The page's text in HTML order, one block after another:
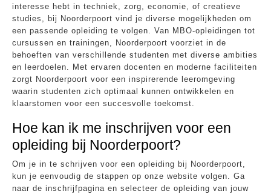
interesse hebt in techniek, zorg, economie, of creatieve
studies, bij Noorderpoort vind je diverse mogelijkheden om
een passende opleiding te volgen. Van MBO-opleidingen tot
cursussen en trainingen, Noorderpoort voorziet in de
behoeften van verschillende studenten met diverse ambities
en leerdoelen. Met ervaren docenten en moderne faciliteiten
zorgt Noorderpoort voor een inspirerende leeromgeving
waarin studenten zich optimaal kunnen ontwikkelen en
klaarstomen voor een succesvolle toekomst.
Hoe kan ik me inschrijven voor een
opleiding bij Noorderpoort?
Om je in te schrijven voor een opleiding bij Noorderpoort,
kun je eenvoudig de stappen op onze website volgen. Ga
naar de inschrijfpagina en selecteer de opleiding van jouw